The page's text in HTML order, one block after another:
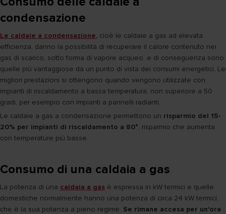
condensazione
Le caldaie a condensazione, cioè le caldaie a gas ad elevata
efficienza, danno la possibilità di recuperare il calore contenuto nei
gas di scarico, sotto forma di vapore acqueo, e di conseguenza sono
quelle più vantaggiose da un punto di vista dei consumi energetici. Le
migliori prestazioni si ottengono quando vengono utilizzate con
impianti di riscaldamento a bassa temperatura, non superiore a 50
gradi, per esempio con impianti a pannelli radianti.
Le caldaie a gas a condensazione permettono un risparmio del 15-
20% per impianti di riscaldamento a 80°, risparmio che aumenta
con temperature più basse.
Consumo di una caldaia a gas
La potenza di una caldaia a gas è espressa in kW termici e quelle
domestiche normalmente hanno una potenza di circa 24 kW termici,
che è la sua potenza a pieno regime. Se rimane accesa per un'ora